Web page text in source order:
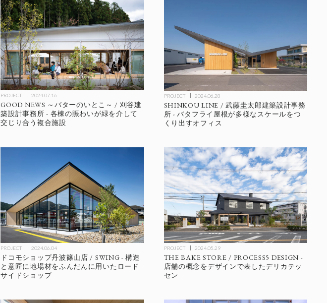
PROJECT 2024.07.16
GOOD NEWS ～バターのいとこ～ / 刈谷建
築設計事務所 - 各棟の賑わいが緑を介して
交じり合う複合施設
PROJECT 2024.06.28
SHINKOU LINE / 武藤圭太郎建築設計事務
所 - バタフライ屋根が多様なスケールをつ
くり出すオフィス
PROJECT 2024.06.04
ドコモショップ丹波篠山店 / SWING - 構造
と意匠に地場材をふんだんに用いたロード
サイドショップ
PROJECT 2024.05.29
THE BAKE STORE / PROCESS5 DESIGN -
店舗の概念をデザインで表したデリカテッ
セン